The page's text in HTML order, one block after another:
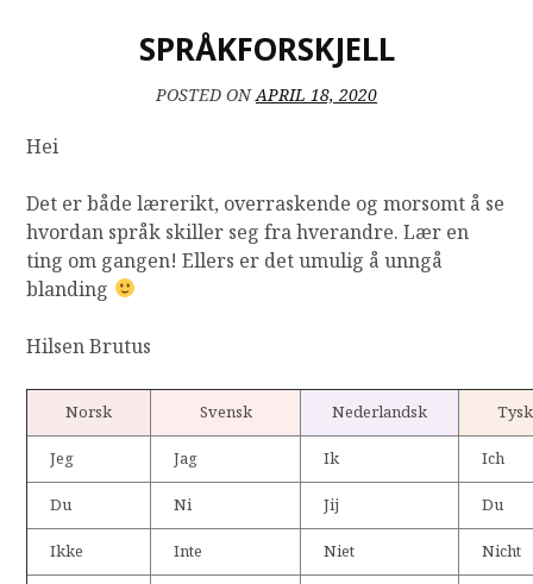
SPRÅKFORSKJELL
POSTED ONAPRIL 18, 2020
Hei
Det er både lærerikt, overraskende og morsomt å se
hvordan språk skiller seg fra hverandre. Lær en
ting om gangen! Ellers er det umulig å unngå
blanding
Hilsen Brutus
Norsk Svensk Nederlandsk Tysk
Jeg Jag Ik Ich
Du Ni Jij Du
Ikke Inte Niet Nicht